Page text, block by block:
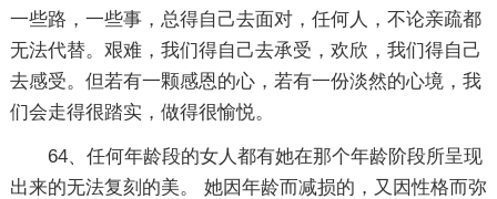
一些路，一些事，总得自己去面对，任何人，不论亲疏都
无法代替。艰难，我们得自己去承受，欢欣，我们得自己
去感受。但若有一颗感恩的心，若有一份淡然的心境，我
们会走得很踏实，做得很愉悦。
64、任何年龄段的女人都有她在那个年龄阶段所呈现
出来的无法复刻的美。 她因年龄而减损的，又因性格而弥